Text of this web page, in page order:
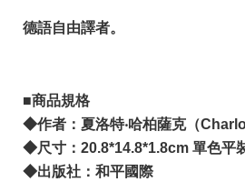
德語自由譯者。
■商品規格
◆作者：夏洛特‧哈柏薩克（
◆尺寸：20.8*14.8*1.8cm 單色平
◆出版社： 和平國際